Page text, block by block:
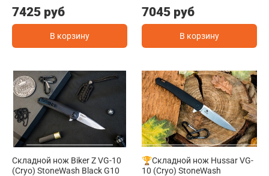
7425 руб
В корзину
7045 руб
В корзину
Складной нож Biker Z VG-10
(Cryo) StoneWash Black G10
🏆Складной нож Hussar VG-
10 (Cryo) StoneWash